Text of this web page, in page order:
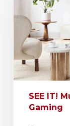
so…
30. Januar
SEE IT!
Gaming